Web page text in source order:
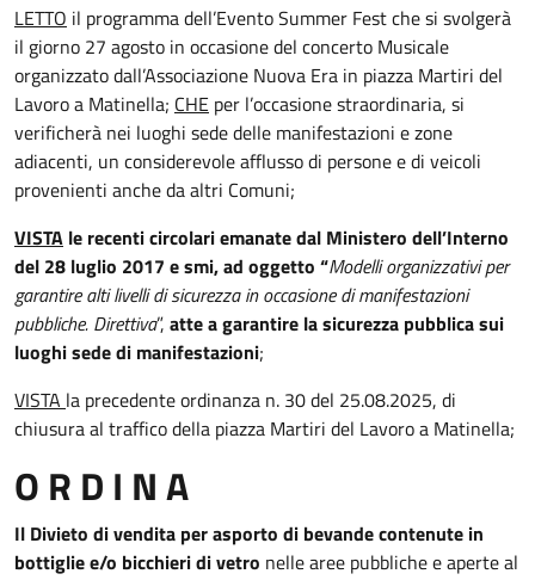
LETTO il programma dell’Evento Summer Fest che si svolgerà
il giorno 27 agosto in occasione del concerto Musicale
organizzato dall’Associazione Nuova Era in piazza Martiri del
Lavoro a Matinella; CHE per l’occasione straordinaria, si
verificherà nei luoghi sede delle manifestazioni e zone
adiacenti, un considerevole afflusso di persone e di veicoli
provenienti anche da altri Comuni;
VISTA le recenti circolari emanate dal Ministero dell’Interno
del 28 luglio 2017 e smi, ad oggetto “Modelli organizzativi per
garantire alti livelli di sicurezza in occasione di manifestazioni
pubbliche. Direttiva”, atte a garantire la sicurezza pubblica sui
luoghi sede di manifestazioni;
VISTA la precedente ordinanza n. 30 del 25.08.2025, di
chiusura al traffico della piazza Martiri del Lavoro a Matinella;
O R D I N A
Il Divieto di vendita per asporto di bevande contenute in
bottiglie e/o bicchieri di vetro nelle aree pubbliche e aperte al